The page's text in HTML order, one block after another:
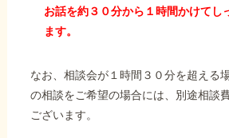
お話を約３０分から１時間かけてし
ます。
なお、相談会が１時間３０分を超える
の相談をご希望の場合には、別途相談
ございます。